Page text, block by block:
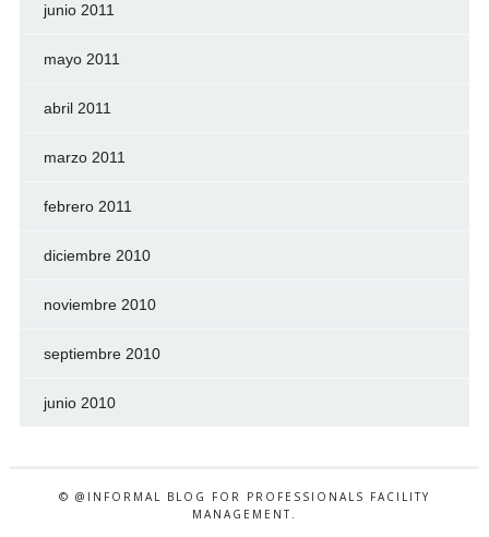
junio 2011
mayo 2011
abril 2011
marzo 2011
febrero 2011
diciembre 2010
noviembre 2010
septiembre 2010
junio 2010
© @INFORMAL BLOG FOR PROFESSIONALS FACILITY
MANAGEMENT.